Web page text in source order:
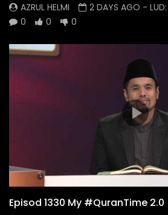
AZRUL HELMI 2 DAYS AGO - LUD:
0
0 0
Episod 1330 My #QuranTime 2.0